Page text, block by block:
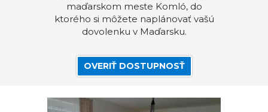
maďarskom meste Komló, do
ktorého si môžete naplánovať vašú
dovolenku v Maďarsku.
OVERIŤ DOSTUPNOSŤ